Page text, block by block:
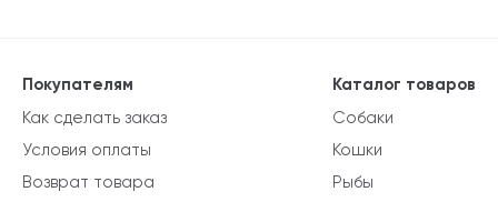
Каталог товаров
Собаки
Кошки
Рыбы
Покупателям
Как сделать заказ
Условия оплаты
Возврат товара